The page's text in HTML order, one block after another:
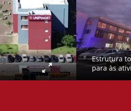
Estrutura
para às